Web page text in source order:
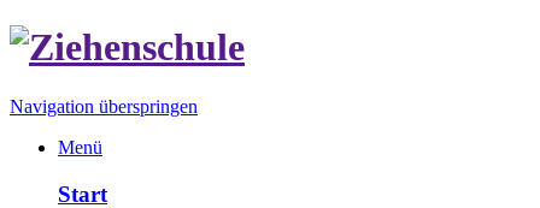
Navigation überspringen
Menü
Start